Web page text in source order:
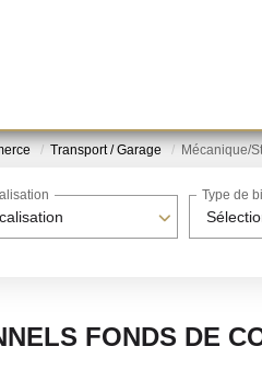
Transport / Garage Mécanique/
Type de
FONDS DE